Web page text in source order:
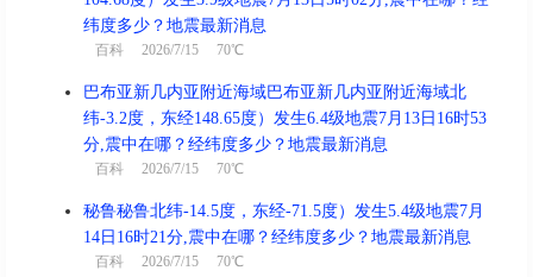
纬度多少？地震最新消息
百科 2026/7/15 70℃
巴布亚新几内亚附近海域巴布亚新几内亚附近海域北
纬-3.2度，东经148.65度）发生6.4级地震7月13日16时53
分,震中在哪？经纬度多少？地震最新消息
百科 2026/7/15 70℃
秘鲁秘鲁北纬-14.5度，东经-71.5度）发生5.4级地震7月
14日16时21分,震中在哪？经纬度多少？地震最新消息
百科 2026/7/15 70℃